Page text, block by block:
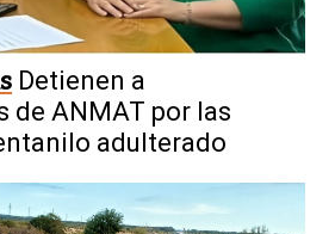
Detienen a
de ANMAT por las
adulterado